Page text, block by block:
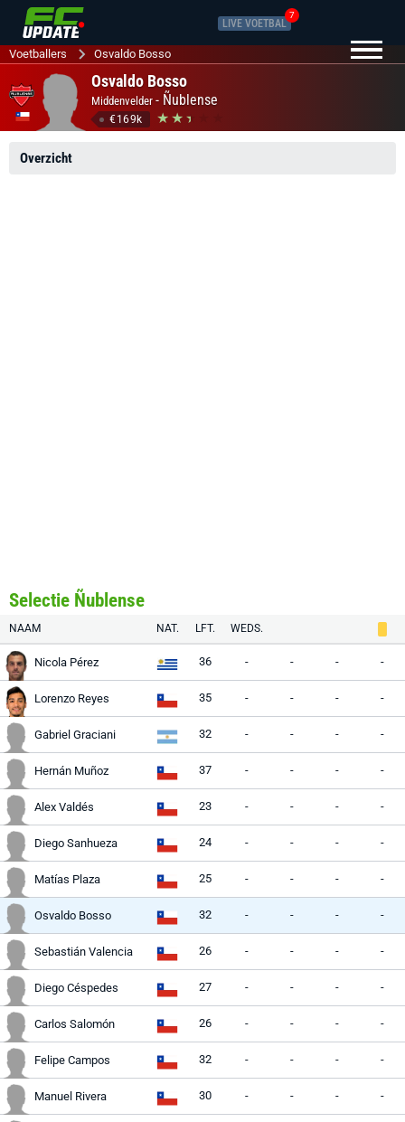
LIVE VOETBAL
7
Voetballers Osvaldo Bosso
Osvaldo Bosso
Middenvelder - Ñublense
€169k
Overzicht
Selectie Ñublense
NAAM NAT. LFT. WEDS.
Nicola Pérez 36 - - - -
Lorenzo Reyes 35 - - - -
Gabriel Graciani 32 - - - -
Hernán Muñoz 37 - - - -
Alex Valdés 23 - - - -
Diego Sanhueza 24 - - - -
Matías Plaza 25 - - - -
Osvaldo Bosso 32 - - - -
Sebastián Valencia 26 - - - -
Diego Céspedes 27 - - - -
Carlos Salomón 26 - - - -
Felipe Campos 32 - - - -
Manuel Rivera 30 - - - -